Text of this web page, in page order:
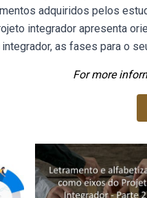
adquiridos pelos
integrador apresenta
as fases para o
For more